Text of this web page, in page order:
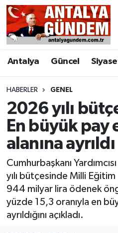
Antalya Güncel
HABERLER GENEL
2026 yılı
En büyük pay
alanına ayrıldı
Cumhurbaşkanı
yılı bütçesinde Milli Eğitim
944 milyar lira ödenek
yüzde 15,3 oranıyla en
ayrıldığını açıkladı.
Antalya
Asayiş
Bilim & Teknoloji
Bölge
EĞİTİM
Ekonomi
Genel
Görüntülü Haber
Antalya Nöbetçi
Antalya Hava Durumu
Antalya Namaz
Antalya Trafik
Süper Lig Puan
Tüm Manşetler
Son Dakika Haberleri
Haber Arşivi